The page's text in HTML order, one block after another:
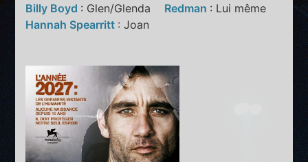
Billy Boyd : Glen/Glenda Redman : Lui même
Hannah Spearritt : Joan